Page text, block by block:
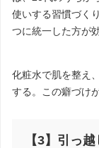
使いする習慣づく
つに統一した方が
化粧水で肌を整え
する。この癖づけ
【3】引っ越